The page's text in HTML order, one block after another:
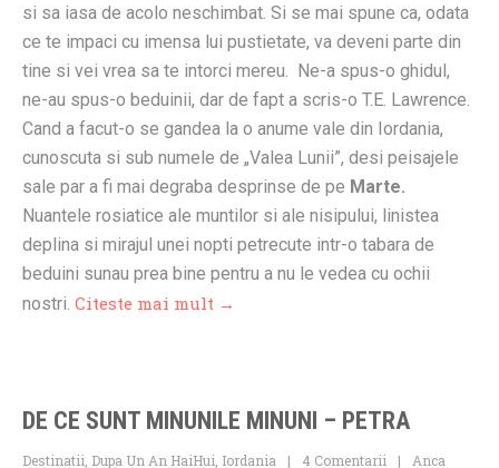
si sa iasa de acolo neschimbat. Si se mai spune ca, odata
ce te impaci cu imensa lui pustietate, va deveni parte din
tine si vei vrea sa te intorci mereu. Ne-a spus-o ghidul,
ne-au spus-o beduinii, dar de fapt a scris-o T.E. Lawrence.
Cand a facut-o se gandea la o anume vale din Iordania,
cunoscuta si sub numele de „Valea Lunii”, desi peisajele
sale par a fi mai degraba desprinse de pe Marte.
Nuantele rosiatice ale muntilor si ale nisipului, linistea
deplina si mirajul unei nopti petrecute intr-o tabara de
beduini sunau prea bine pentru a nu le vedea cu ochii
nostri. Citeste mai mult →
DE CE SUNT MINUNILE MINUNI – PETRA
Destinatii Dupa Un An HaiHui Iordania 4 Comentarii
Anca